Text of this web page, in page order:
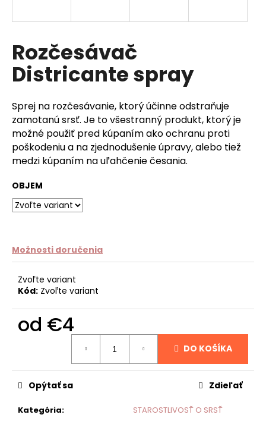
Rozčesávač
Districante spray
Sprej na rozčesávanie, ktorý účinne odstraňuje
zamotanú srsť. Je to všestranný produkt, ktorý je
možné použiť pred kúpaním ako ochranu proti
poškodeniu a na zjednodušenie úpravy, alebo tiež
medzi kúpaním na uľahčenie česania.
OBJEM
Možnosti doručenia
Zvoľte variant
Kód: Zvoľte variant
od €4
DO KOŠÍKA
Kategória: STAROSTLIVOSŤ O SRSŤ
Opýtať sa Zdieľať
s
ť
?
HĽADAŤ
O
d
p
ú
a
m
e